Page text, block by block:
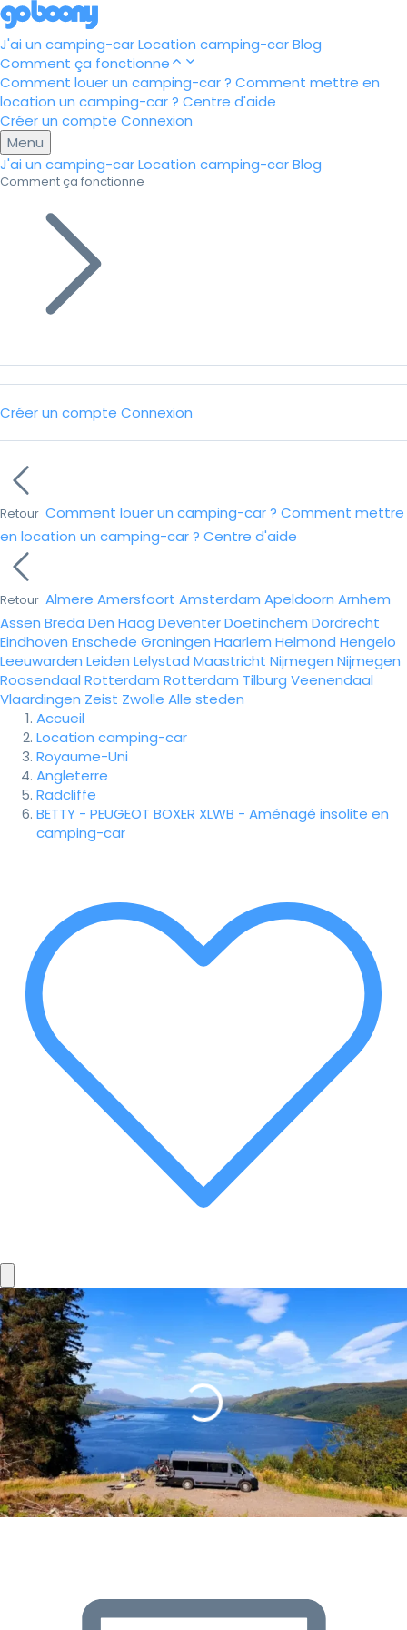
J'ai un camping-carLocation camping-carBlog
Comment ça fonctionne
Comment louer un camping-car ? Comment mettre en
location un camping-car ? Centre d'aide
Créer un compte Connexion
Menu
J'ai un camping-carLocation camping-carBlog
Comment ça fonctionne
Créer un compte Connexion
Retour Comment louer un camping-car ? Comment mettre
en location un camping-car ? Centre d'aide
Retour Almere Amersfoort Amsterdam Apeldoorn Arnhem
Assen Breda Den Haag DeventerDoetinchem Dordrecht
Eindhoven Enschede Groningen Haarlem Helmond Hengelo
Leeuwarden Leiden Lelystad Maastricht Nijmegen Nijmegen
Roosendaal Rotterdam Rotterdam Tilburg Veenendaal
Vlaardingen Zeist Zwolle Alle steden
Accueil
Location camping-car
Royaume-Uni
Angleterre
Radcliffe
BETTY - PEUGEOT BOXER XLWB - Aménagé insolite en
camping-car